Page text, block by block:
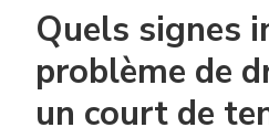
Quels signes
problème de
un court de